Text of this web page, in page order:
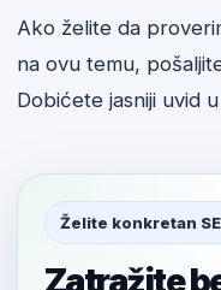
Ako želite da
na ovu temu,
Dobićete jasniji uvid
Želite konkretan
Zatražite